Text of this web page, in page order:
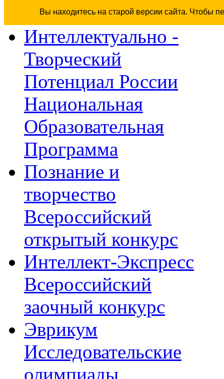
Вы находитесь на старой версии сайта. Чтобы
Интеллектуально -
Творческий
Потенциал России
Национальная
Образовательная
Программа
Познание и
творчество
Всероссийский
открытый конкурс
Интеллект-Экспресс
Всероссийский
заочный конкурс
Эврикум
Исследовательские
олимпиады,